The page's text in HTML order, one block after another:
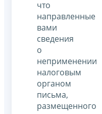
что
направленные
вами
сведения
о
неприменении
налоговым
органом
письма,
размещенного